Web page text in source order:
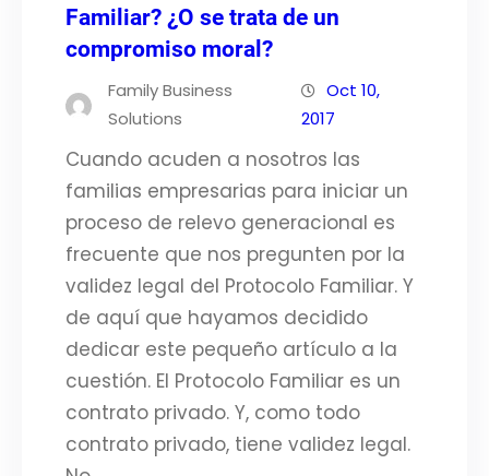
Familiar? ¿O se trata de un
compromiso moral?
Family Business
Solutions
Oct 10,
2017
Cuando acuden a nosotros las
familias empresarias para iniciar un
proceso de relevo generacional es
frecuente que nos pregunten por la
validez legal del Protocolo Familiar. Y
de aquí que hayamos decidido
dedicar este pequeño artículo a la
cuestión. El Protocolo Familiar es un
contrato privado. Y, como todo
contrato privado, tiene validez legal.